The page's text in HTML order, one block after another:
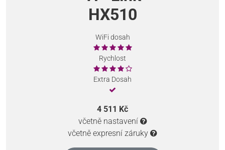
HX510
WiFi dosah
Rychlost
Extra Dosah
4 511 Kč
včetně nastavení
včetně expresní záruky